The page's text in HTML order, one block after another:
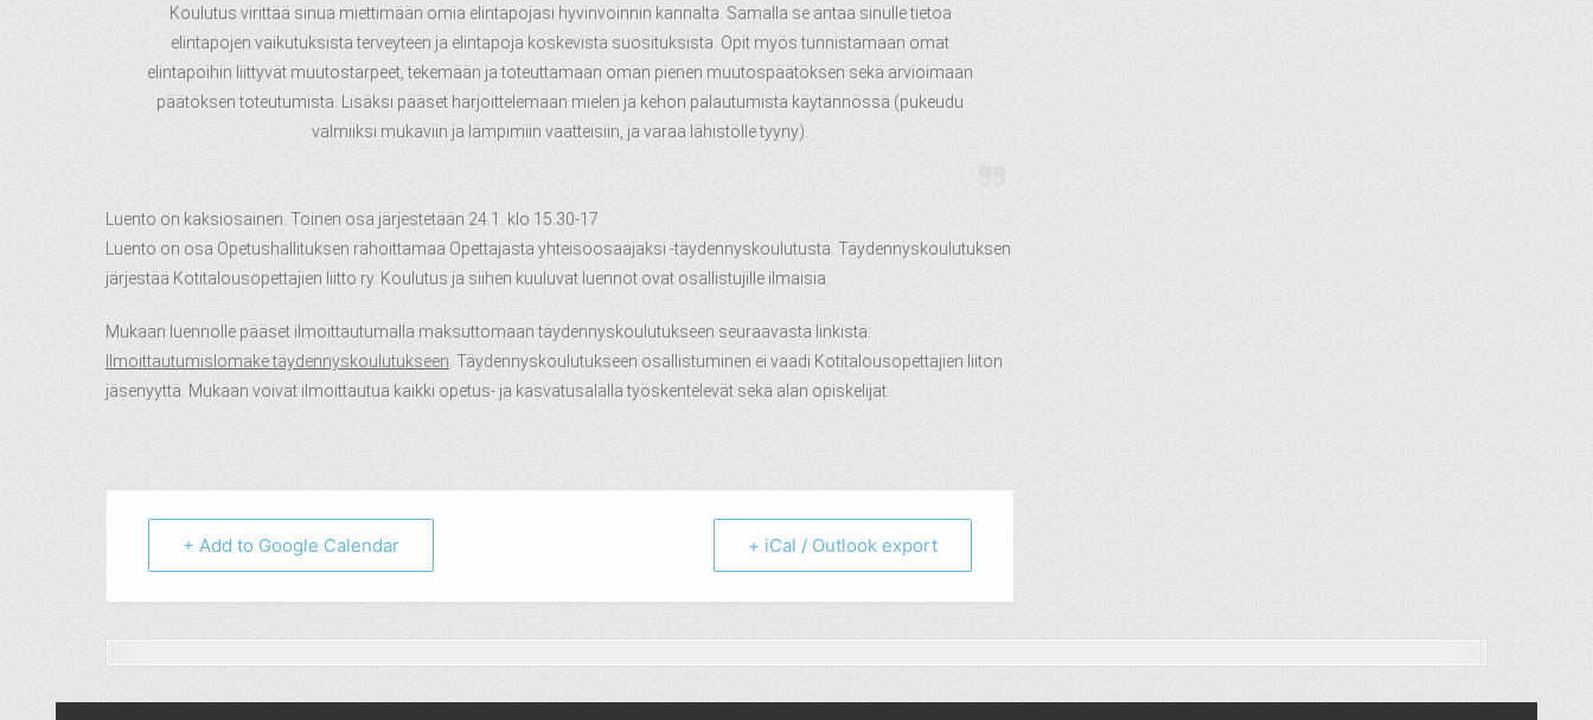
Koulutus virittää sinua miettimään omia elintapojasi hyvinvoinnin kannalta. Samalla se antaa sinulle tietoa
elintapojen vaikutuksista terveyteen ja elintapoja koskevista suosituksista. Opit myös tunnistamaan omat
elintapoihin liittyvät muutostarpeet, tekemään ja toteuttamaan oman pienen muutospäätöksen sekä arvioimaan
päätöksen toteutumista. Lisäksi pääset harjoittelemaan mielen ja kehon palautumista käytännössä (pukeudu
valmiiksi mukaviin ja lämpimiin vaatteisiin, ja varaa lähistölle tyyny).
Luento on kaksiosainen. Toinen osa järjestetään 24.1.
klo 15.30-17
Luento on osa Opetushallituksen rahoittamaa Opettajasta yhteisöosaajaksi -täydennyskoulutusta. Täydennyskoulutuksen
järjestää Kotitalousopettajien liitto ry. Koulutus ja siihen kuuluvat luennot ovat osallistujille ilmaisia.
Mukaan luennolle pääset ilmoittautumalla maksuttomaan täydennyskoulutukseen seuraavasta linkistä:
Ilmoittautumislomake täydennyskoulutukseen Täydennyskoulutukseen osallistuminen ei vaadi Kotitalousopettajien liiton
jäsenyyttä. Mukaan voivat ilmoittautua kaikki opetus- ja kasvatusalalla työskentelevät sekä alan opiskelijat.
+ Add to Google Calendar + iCal / Outlook export